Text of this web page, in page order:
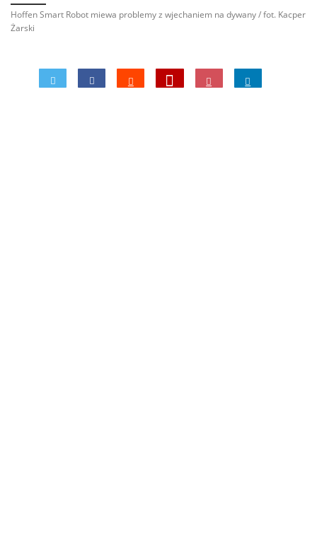
Hoffen Smart Robot miewa problemy z wjechaniem na dywany / fot. Kacper
Żarski